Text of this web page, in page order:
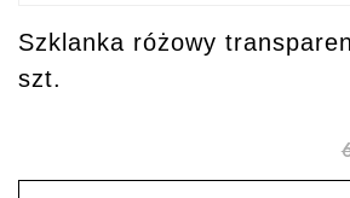
Szklanka różowy
szt.